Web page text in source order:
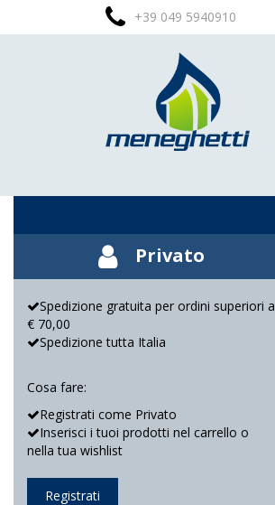
+39 049 5940910
Privato
Spedizione gratuita per ordini superiori a
€ 70,00
Spedizione tutta Italia
Cosa fare:
Registrati come Privato
Inserisci i tuoi prodotti nel carrello o
nella tua wishlist
Registrati